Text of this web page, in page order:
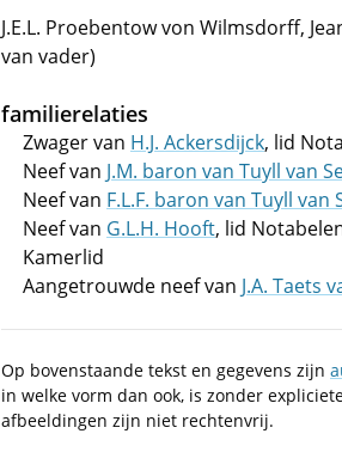
J.E.L. Proebentow von Wilmsdorff,
van vader)
familierelaties
Zwager van H.J. Ackersdijck, lid
Neef van J.M. baron van Tuyll van
Neef van F.L.F. baron van Tuyll van
Neef van G.L.H. Hooft, lid
Kamerlid
Aangetrouwde neef van J.A. Taets
Op bovenstaande tekst en gegevens zijn
in welke vorm dan ook, is zonder
afbeeldingen zijn niet rechtenvrij.